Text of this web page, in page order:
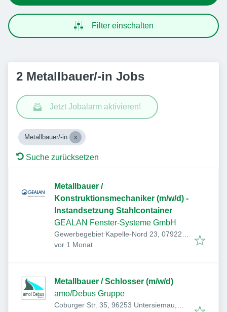
Filter einschalten
2 Metallbauer/-in Jobs
Jetzt Jobalarm aktivieren!
Metallbauer/-in
Suche zurücksetzen
Metallbauer /
Konstruktionsmechaniker (m/w/d) -
Instandsetzung Stahlcontainer
GEALAN Fenster-Systeme GmbH
Gewerbegebiet Kapelle-Nord 23, 07922
Tanna, Deutschland
Veröffentlicht
vor 1 Monat
Metallbauer / Schlosser (m/w/d)
amo/Debus Gruppe
Coburger Str. 35, 96253 Untersiemau,